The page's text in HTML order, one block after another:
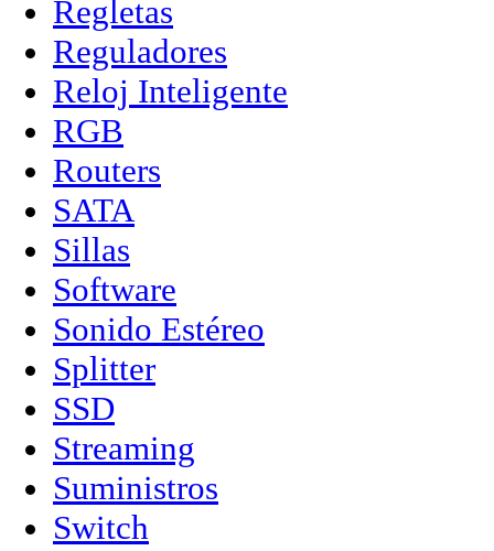
Regletas
Reguladores
Reloj Inteligente
RGB
Routers
SATA
Sillas
Software
Sonido Estéreo
Splitter
SSD
Streaming
Suministros
Switch